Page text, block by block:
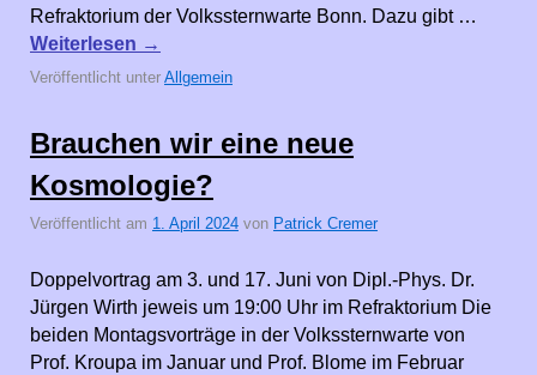
Refraktorium der Volkssternwarte Bonn. Dazu gibt …
Weiterlesen →
Veröffentlicht unter Allgemein
Brauchen wir eine neue
Kosmologie?
Veröffentlicht am 1. April 2024 von Patrick Cremer
Doppelvortrag am 3. und 17. Juni von Dipl.-Phys. Dr.
Jürgen Wirth jeweis um 19:00 Uhr im Refraktorium Die
beiden Montagsvorträge in der Volkssternwarte von
Prof. Kroupa im Januar und Prof. Blome im Februar